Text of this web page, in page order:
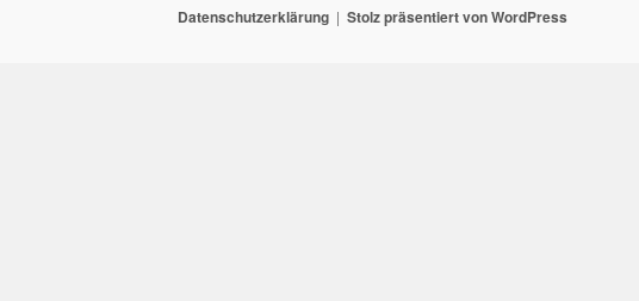
Datenschutzerklärung Stolz präsentiert von WordPress